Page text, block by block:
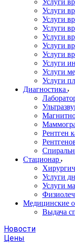
Услуги
Услуги
Услуги
Услуги
Услуги
Услуги
Услуги
Услуги
Услуги
Услуги
Диагностика
Рентген
Стационар
Услуги
Услуги
Медицинские
Выдача
Новости
Цены